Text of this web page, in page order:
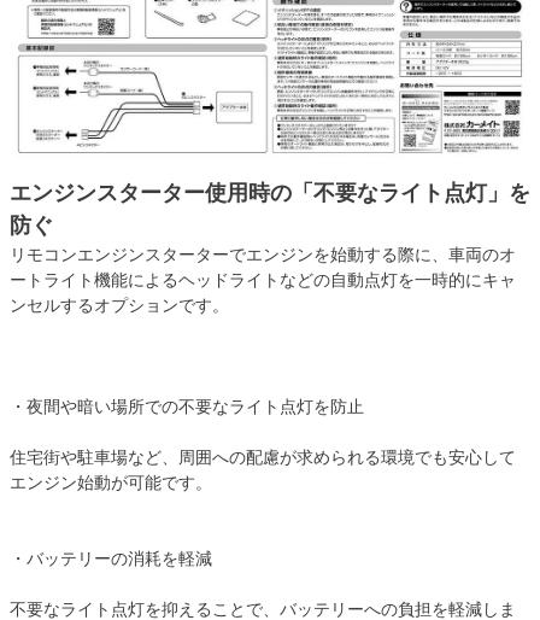
エンジンスターター使用時の「不要なライト点灯」を
防ぐ
リモコンエンジンスターターでエンジンを始動する際に、車両のオ
ートライト機能によるヘッドライトなどの自動点灯を一時的にキャ
ンセルするオプションです。
・夜間や暗い場所での不要なライト点灯を防止
住宅街や駐車場など、周囲への配慮が求められる環境でも安心して
エンジン始動が可能です。
・バッテリーの消耗を軽減
不要なライト点灯を抑えることで、バッテリーへの負担を軽減しま